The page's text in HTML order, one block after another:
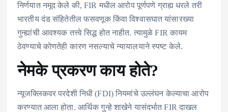
निर्णयात नमूद केले की, FIR मधील आरोप पूर्णपणे ग्राह्य धरले तरी
भारतीय दंड संहितेतील फसवणूक किंवा विश्वासघात यांसारख्या
गुन्ह्यांची आवश्यक तत्त्वे सिद्ध होत नाहीत. त्यामुळे FIR कायम
ठेवण्याचे कोणतेही कारण नसल्याचे न्यायालयाने स्पष्ट केले.
नेमके प्रकरण काय होते?
न्यूजक्लिकवर परदेशी निधी (FDI) नियमांचे उल्लंघन केल्याचा आरोप
करण्यात आला होता. आर्थिक गुन्हे शाखेने यासंदर्भात FIR दाखल